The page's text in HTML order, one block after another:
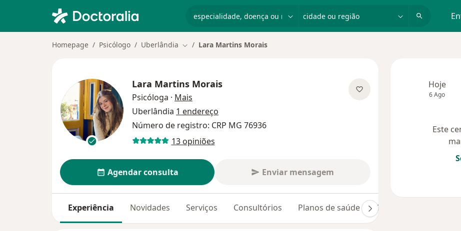
Homepage Psicólogo Uberlândia Mudar de cidade
Lara Martins Morais
Lara Martins Morais
Psicóloga · Mais
Uberlândia 1 endereço
Número de registro: CRP MG 76936
13 opiniões
Agendar consulta Enviar mensagem
Experiência Novidades Serviços Consultórios Planos de saúde Opiniões (13)
Hoje
6 Ago
Este